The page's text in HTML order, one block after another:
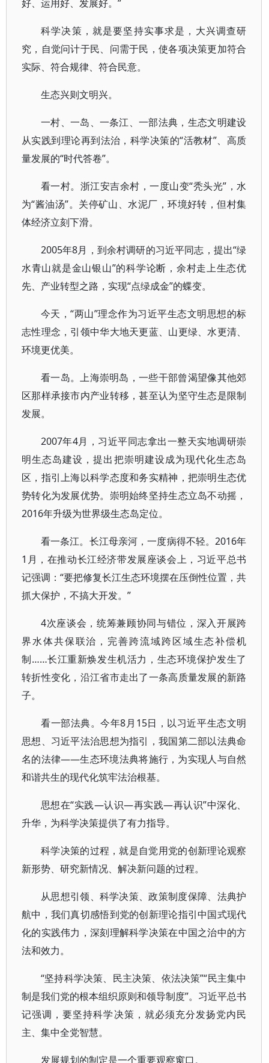
好、运用好、发展好。”
科学决策，就是要坚持实事求是，大兴调查研
究，自觉问计于民、问需于民，使各项决策更加符合
实际、符合规律、符合民意。
生态兴则文明兴。
一村、一岛、一条江、一部法典，生态文明建设
从实践到理论再到法治，科学决策的“活教材”、高质
量发展的“时代答卷”。
看一村。浙江安吉余村，一度山变“秃头光”，水
为“酱油汤”。关停矿山、水泥厂，环境好转，但村集
体经济立刻下滑。
2005年8月，到余村调研的习近平同志，提出“绿
水青山就是金山银山”的科学论断，余村走上生态优
先、产业转型之路，实现“点绿成金”的蝶变。
今天，“两山”理念作为习近平生态文明思想的标
志性理念，引领中华大地天更蓝、山更绿、水更清、
环境更优美。
看一岛。上海崇明岛，一些干部曾渴望像其他郊
区那样承接市内产业转移，甚至认为坚守生态是限制
发展。
2007年4月，习近平同志拿出一整天实地调研崇
明生态岛建设，提出把崇明建设成为现代化生态岛
区，指引上海以科学态度和务实精神，把崇明生态优
势转化为发展优势。崇明始终坚持生态立岛不动摇，
2016年升级为世界级生态岛定位。
看一条江。长江母亲河，一度病得不轻。2016年
1月，在推动长江经济带发展座谈会上，习近平总书
记强调：“要把修复长江生态环境摆在压倒性位置，共
抓大保护，不搞大开发。”
4次座谈会，统筹兼顾协同与错位，深入开展跨
界水体共保联治，完善跨流域跨区域生态补偿机
制……长江重新焕发生机活力，生态环境保护发生了
转折性变化，沿江省市走出了一条高质量发展的新路
子。
看一部法典。今年8月15日，以习近平生态文明
思想、习近平法治思想为指引，我国第二部以法典命
名的法律——生态环境法典将施行，为实现人与自然
和谐共生的现代化筑牢法治根基。
思想在“实践—认识—再实践—再认识”中深化、
升华，为科学决策提供了有力指导。
科学决策的过程，就是自觉用党的创新理论观察
新形势、研究新情况、解决新问题的过程。
从思想引领、科学决策、政策制度保障、法典护
航中，我们真切感悟到党的创新理论指引中国式现代
化的实践伟力，深刻理解科学决策在中国之治中的方
法和效力。
“坚持科学决策、民主决策、依法决策”“民主集中
制是我们党的根本组织原则和领导制度”。习近平总书
记强调，要坚持科学决策，就必须充分发扬党内民
主、集中全党智慧。
发展规划的制定是一个重要观察窗口。